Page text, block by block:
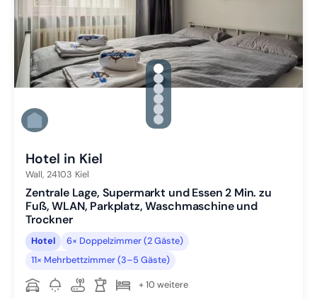
gallery.slide_selector
Zu Slide 1 wechseln
Zu Slide 2 wechseln
Zu Slide 3 wechseln
Zu Slide 4 wechseln
Zu Slide 5 wechseln
Zu Slide 6 wechseln
Hotel in Kiel
Wall, 24103 Kiel
Zentrale Lage, Supermarkt und Essen 2 Min. zu
Fuß, WLAN, Parkplatz, Waschmaschine und
Trockner
Hotel
6× Doppelzimmer (2 Gäste)
11× Mehrbettzimmer (3–5 Gäste)
+ 10 weitere